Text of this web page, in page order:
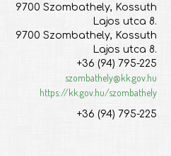
9700 Szombathely, Kossuth
Lajos utca 8.
9700 Szombathely, Kossuth
Lajos utca 8.
+36 (94) 795-225
szombathely@kk.gov.hu
https://kk.gov.hu/szombathely
+36 (94) 795-225